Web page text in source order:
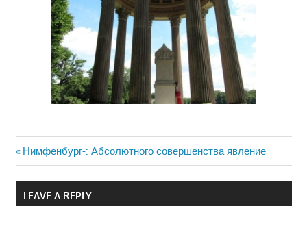
Навигация
по
Previous
Post:
Нимфенбург-: Абсолютного совершенства явление
LEAVE A REPLY